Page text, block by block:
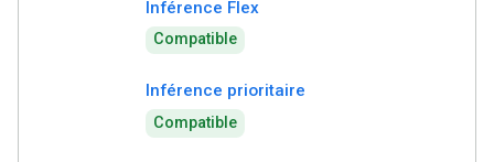
Inférence Flex
Compatible
Inférence prioritaire
Compatible